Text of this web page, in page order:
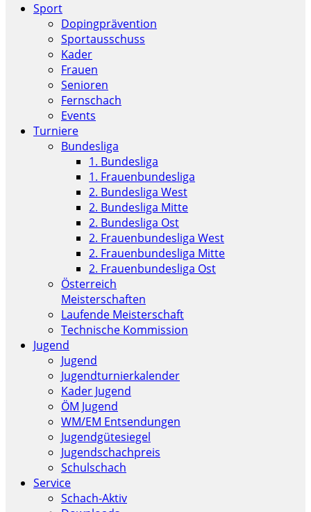
Sport
Dopingprävention
Sportausschuss
Kader
Frauen
Senioren
Fernschach
Events
Turniere
Bundesliga
1. Bundesliga
1. Frauenbundesliga
2. Bundesliga West
2. Bundesliga Mitte
2. Bundesliga Ost
2. Frauenbundesliga West
2. Frauenbundesliga Mitte
2. Frauenbundesliga Ost
Österreich
Meisterschaften
Laufende Meisterschaft
Technische Kommission
Jugend
Jugend
Jugendturnierkalender
Kader Jugend
ÖM Jugend
WM/EM Entsendungen
Jugendgütesiegel
Jugendschachpreis
Schulschach
Service
Schach-Aktiv